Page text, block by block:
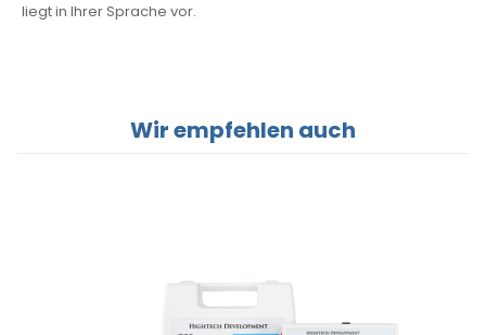
liegt in Ihrer Sprache vor.
Wir empfehlen auch